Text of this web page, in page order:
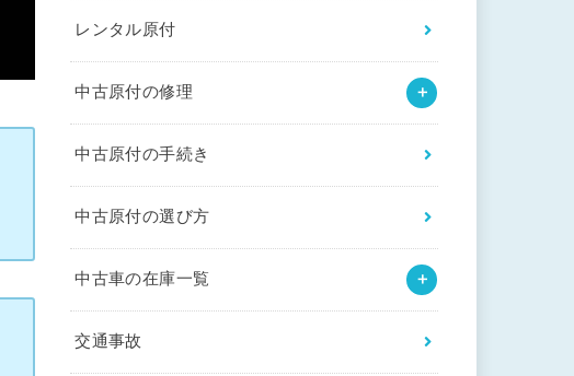
レンタル原付
中古原付の修理
中古原付の手続き
中古原付の選び方
中古車の在庫一覧
交通事故